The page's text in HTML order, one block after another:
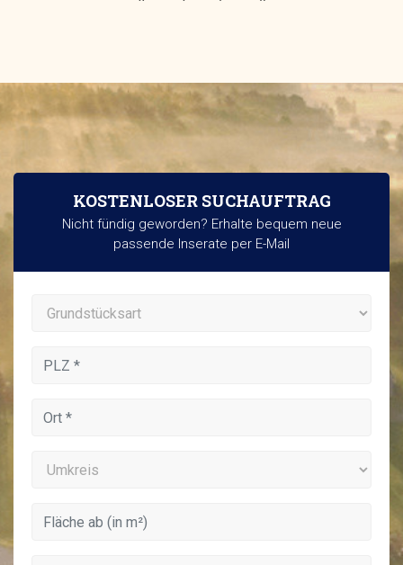
KOSTENLOSER SUCHAUFTRAG
Nicht fündig geworden? Erhalte bequem neue
passende Inserate per E-Mail